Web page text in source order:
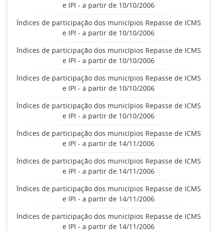
e IPI - a partir de 10/10/2006
Índices de participação dos municípios Repasse de ICMS
e IPI - a partir de 10/10/2006
Índices de participação dos municípios Repasse de ICMS
e IPI - a partir de 10/10/2006
Índices de participação dos municípios Repasse de ICMS
e IPI - a partir de 10/10/2006
Índices de participação dos municípios Repasse de ICMS
e IPI - a partir de 10/10/2006
Índices de participação dos municípios Repasse de ICMS
e IPI - a partir de 14/11/2006
Índices de participação dos municípios Repasse de ICMS
e IPI - a partir de 14/11/2006
Índices de participação dos municípios Repasse de ICMS
e IPI - a partir de 14/11/2006
Índices de participação dos municípios Repasse de ICMS
e IPI - a partir de 14/11/2006